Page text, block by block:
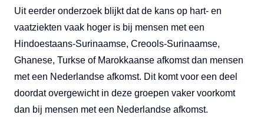
Uit eerder onderzoek blijkt dat de kans op hart- en
vaatziekten vaak hoger is bij mensen met een
Hindoestaans-Surinaamse, Creools-Surinaamse,
Ghanese, Turkse of Marokkaanse afkomst dan mensen
met een Nederlandse afkomst. Dit komt voor een deel
doordat overgewicht in deze groepen vaker voorkomt
dan bij mensen met een Nederlandse afkomst.